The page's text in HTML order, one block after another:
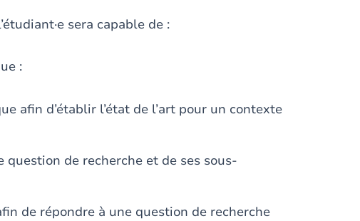
sera capable de :
:
afin d’établir l’état de l’art pour un contexte
de recherche et de ses sous-
de répondre à une question de recherche